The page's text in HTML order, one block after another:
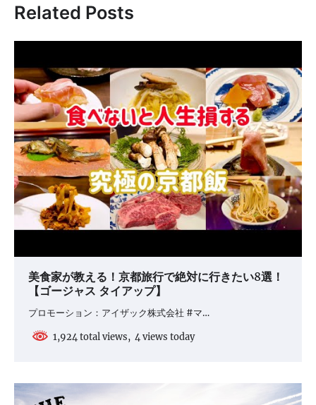
ゲ
ー
ョ
ン
Related Posts
美食家が教える！京都旅行で絶対に行きたい8選！
【ゴージャス タイアップ】
プロモーション：アイザック株式会社 #マ…
1,924 total views, 4 views today